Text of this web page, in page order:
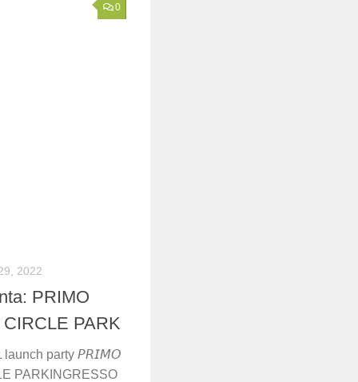
0
2022
PRIMO
PARK
launch party 𝘗𝘙𝘐𝘔𝘖
PARKINGRESSO